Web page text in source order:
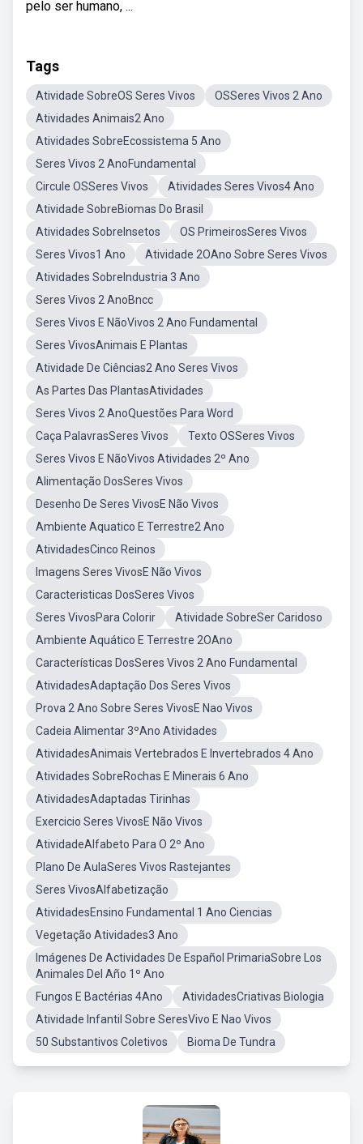
pelo ser humano, ...
Tags
Atividade SobreOS Seres Vivos
OSSeres Vivos 2 Ano
Atividades Animais2 Ano
Atividades SobreEcossistema 5 Ano
Seres Vivos 2 AnoFundamental
Circule OSSeres Vivos
Atividades Seres Vivos4 Ano
Atividade SobreBiomas Do Brasil
Atividades SobreInsetos
OS PrimeirosSeres Vivos
Seres Vivos1 Ano
Atividade 2OAno Sobre Seres Vivos
Atividades SobreIndustria 3 Ano
Seres Vivos 2 AnoBncc
Seres Vivos E NãoVivos 2 Ano Fundamental
Seres VivosAnimais E Plantas
Atividade De Ciências2 Ano Seres Vivos
As Partes Das PlantasAtividades
Seres Vivos 2 AnoQuestões Para Word
Caça PalavrasSeres Vivos
Texto OSSeres Vivos
Seres Vivos E NãoVivos Atividades 2º Ano
Alimentação DosSeres Vivos
Desenho De Seres VivosE Não Vivos
Ambiente Aquatico E Terrestre2 Ano
AtividadesCinco Reinos
Imagens Seres VivosE Não Vivos
Caracteristicas DosSeres Vivos
Seres VivosPara Colorir
Atividade SobreSer Caridoso
Ambiente Aquático E Terrestre 2OAno
Características DosSeres Vivos 2 Ano Fundamental
AtividadesAdaptação Dos Seres Vivos
Prova 2 Ano Sobre Seres VivosE Nao Vivos
Cadeia Alimentar 3ºAno Atividades
AtividadesAnimais Vertebrados E Invertebrados 4 Ano
Atividades SobreRochas E Minerais 6 Ano
AtividadesAdaptadas Tirinhas
Exercicio Seres VivosE Não Vivos
AtividadeAlfabeto Para O 2º Ano
Plano De AulaSeres Vivos Rastejantes
Seres VivosAlfabetização
AtividadesEnsino Fundamental 1 Ano Ciencias
Vegetação Atividades3 Ano
Imágenes De Actividades De Español PrimariaSobre Los
Animales Del Año 1º Ano
Fungos E Bactérias 4Ano
AtividadesCriativas Biologia
Atividade Infantil Sobre SeresVivo E Nao Vivos
50 Substantivos Coletivos
Bioma De Tundra